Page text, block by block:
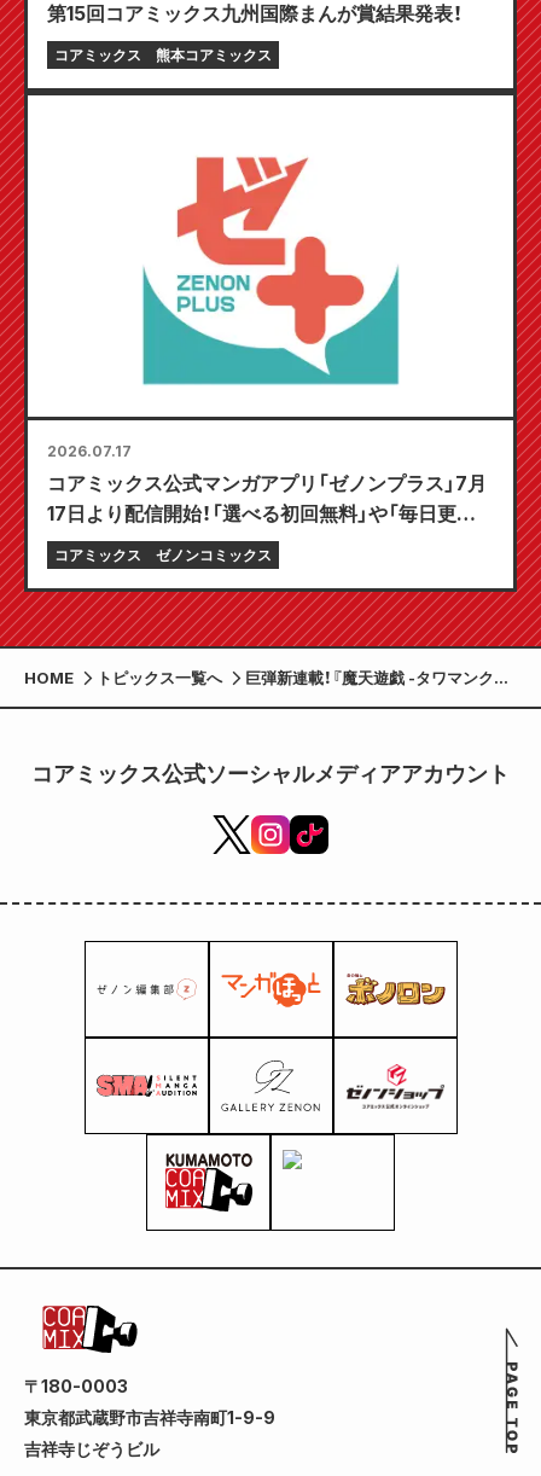
第15回コアミックス九州国際まんが賞結果発表！
コアミックス 熊本コアミックス
2026.07.17
コアミックス公式マンガアプリ「ゼノンプラス」7月
17日より配信開始！「選べる初回無料」や「毎日更新」
など、とことん楽しむ機能が満載！
コアミックス ゼノンコミックス
HOME トピックス一覧へ
巨弾新連載！『魔天遊戯 -タワマンクエ
スト-』巻頭カラー！ 新連載『出会って3
25日発売!!
コアミックス公式ソーシャルメディアアカウント
〒180-0003
東京都武蔵野市吉祥寺南町1-9-9
吉祥寺じぞうビル